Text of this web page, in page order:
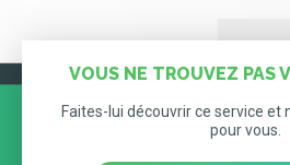
VOUS NE TROUVEZ PAS
Faites-lui découvrir ce service et
pour vous.